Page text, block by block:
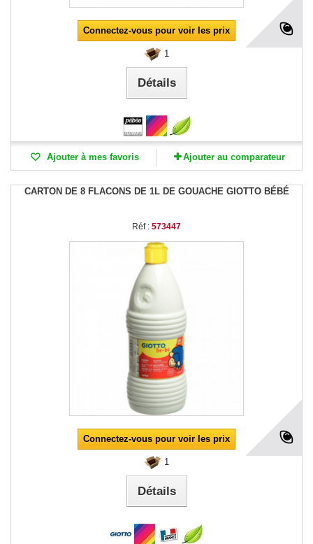
Connectez-vous pour voir les prix
1
Détails
Ajouter à mes favoris Ajouter au comparateur
CARTON DE 8 FLACONS DE 1L DE GOUACHE GIOTTO BÉBÉ
Réf : 573447
Connectez-vous pour voir les prix
1
Détails